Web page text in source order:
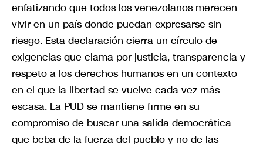
enfatizando que todos los venezolanos merecen
vivir en un país donde puedan expresarse sin
riesgo. Esta declaración cierra un círculo de
exigencias que clama por justicia, transparencia y
respeto a los derechos humanos en un contexto
en el que la libertad se vuelve cada vez más
escasa. La PUD se mantiene firme en su
compromiso de buscar una salida democrática
que beba de la fuerza del pueblo y no de las